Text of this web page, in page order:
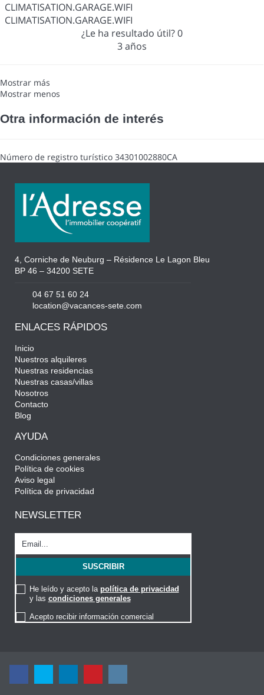
CLIMATISATION.GARAGE.WIFI
CLIMATISATION.GARAGE.WIFI
¿Le ha resultado útil?0
3 años
Mostrar más
Mostrar menos
Otra información de interés
Número de registro turístico 34301002880CA
4, Corniche de Neuburg – Résidence Le Lagon Bleu
BP 46 – 34200 SETE
04 67 51 60 24
location@vacances-sete.com
ENLACES RÁPIDOS
Inicio
Nuestros alquileres
Nuestras residencias
Nuestras casas/villas
Nosotros
Contacto
Blog
AYUDA
Condiciones generales
Política de cookies
Aviso legal
Política de privacidad
NEWSLETTER
He leído y acepto la política de privacidad
y las condiciones generales
Acepto recibir información comercial